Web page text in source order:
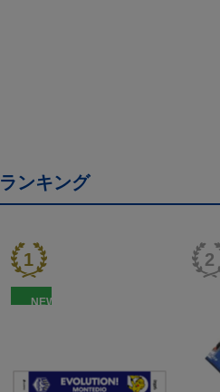
ランキング
NEW